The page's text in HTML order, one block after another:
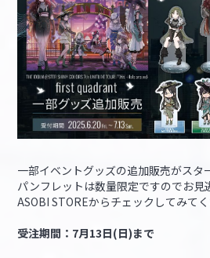
一部イベントグッズの追加販売がスタ
パンフレットは数量限定ですのでお見
ASOBI STOREからチェックしてみて
受注期間：7月13日(日)まで